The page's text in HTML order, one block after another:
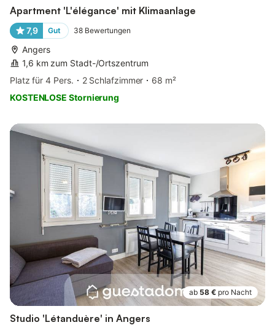
Apartment 'L'élégance' mit Klimaanlage
7,9 Gut 38 Bewertungen
Angers
1,6 km zum Stadt-/Ortszentrum
Platz für 4 Pers.
2 Schlafzimmer
68 m²
KOSTENLOSE Stornierung
ab 58 € pro Nacht
Studio 'Létanduère' in Angers